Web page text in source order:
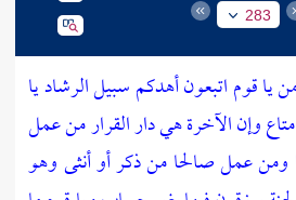
283
يا قوم اتبعون أهدكم سبيل الرشاديا
متاع وإن الآخرة هي دار القرارمن عمل
ومن عمل صالحا من ذكر أو أنثى وهو